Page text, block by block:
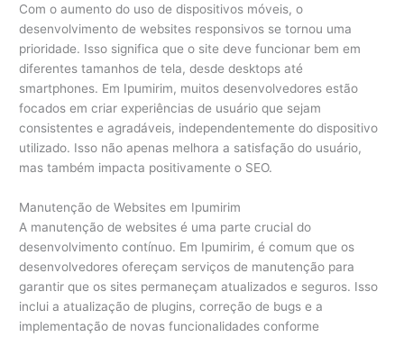
Com o aumento do uso de dispositivos móveis, o
desenvolvimento de websites responsivos se tornou uma
prioridade. Isso significa que o site deve funcionar bem em
diferentes tamanhos de tela, desde desktops até
smartphones. Em Ipumirim, muitos desenvolvedores estão
focados em criar experiências de usuário que sejam
consistentes e agradáveis, independentemente do dispositivo
utilizado. Isso não apenas melhora a satisfação do usuário,
mas também impacta positivamente o SEO.
Manutenção de Websites em Ipumirim
A manutenção de websites é uma parte crucial do
desenvolvimento contínuo. Em Ipumirim, é comum que os
desenvolvedores ofereçam serviços de manutenção para
garantir que os sites permaneçam atualizados e seguros. Isso
inclui a atualização de plugins, correção de bugs e a
implementação de novas funcionalidades conforme